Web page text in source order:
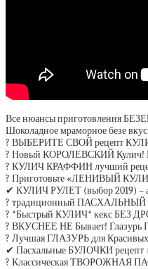
Все нюансы приготовления
Шоколадное мраморное безе
? ВЫБЕРИТЕ СВОЙ рецепт
? Новый КОРОЛЕВСКИЙ Кулич!
? КУЛИЧ КРАФФИН лучший
? Приготовьте «ЛЕНИВЫЙ
✔ КУЛИЧ РУЛЕТ (выбор 2019) –
? традиционный ПАСХАЛЬНЫЙ
? *Быстрый КУЛИЧ* кекс БЕЗ
? ВКУСНЕЕ НЕ Бывает!
? Лучшая ГЛАЗУРЬ для
✔ Пасхальные БУЛОЧКИ рецепт
? Классическая ТВОРОЖНАЯ